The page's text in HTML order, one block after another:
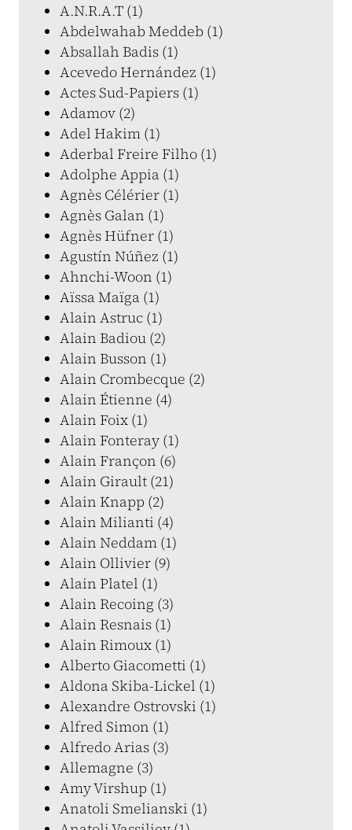
A.N.R.A.T (1)
Abdelwahab Meddeb (1)
Absallah Badis (1)
Acevedo Hernández (1)
Actes Sud-Papiers (1)
Adamov (2)
Adel Hakim (1)
Aderbal Freire Filho (1)
Adolphe Appia (1)
Agnès Célérier (1)
Agnès Galan (1)
Agnès Hüfner (1)
Agustín Núñez (1)
Ahnchi-Woon (1)
Aïssa Maïga (1)
Alain Astruc (1)
Alain Badiou (2)
Alain Busson (1)
Alain Crombecque (2)
Alain Étienne (4)
Alain Foix (1)
Alain Fonteray (1)
Alain Françon (6)
Alain Girault (21)
Alain Knapp (2)
Alain Milianti (4)
Alain Neddam (1)
Alain Ollivier (9)
Alain Platel (1)
Alain Recoing (3)
Alain Resnais (1)
Alain Rimoux (1)
Alberto Giacometti (1)
Aldona Skiba-Lickel (1)
Alexandre Ostrovski (1)
Alfred Simon (1)
Alfredo Arias (3)
Allemagne (3)
Amy Virshup (1)
Anatoli Smelianski (1)